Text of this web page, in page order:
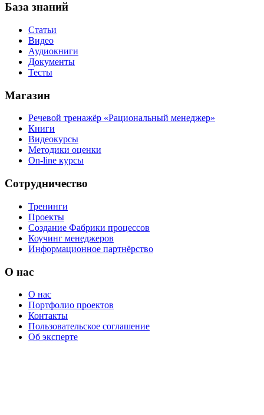
База знаний
Статьи
Видео
Аудиокниги
Документы
Тесты
Магазин
Речевой тренажёр «Рациональный менеджер»
Книги
Видеокурсы
Методики оценки
On-line курсы
Сотрудничество
Тренинги
Проекты
Создание Фабрики процессов
Коучинг менеджеров
Информационное партнёрство
О нас
О нас
Портфолио проектов
Контакты
Пользовательское соглашение
Об эксперте